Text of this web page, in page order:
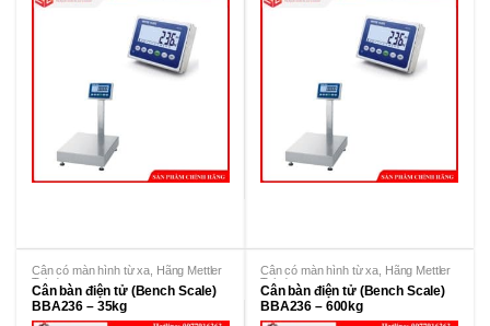
Cân có màn hình từ xa, Hãng Mettler
Toledo
Cân bàn điện tử (Bench Scale)
BBA236 – 35kg
Cân có màn hình từ xa, Hãng Mettler
Toledo
Cân bàn điện tử (Bench Scale)
BBA236 – 600kg